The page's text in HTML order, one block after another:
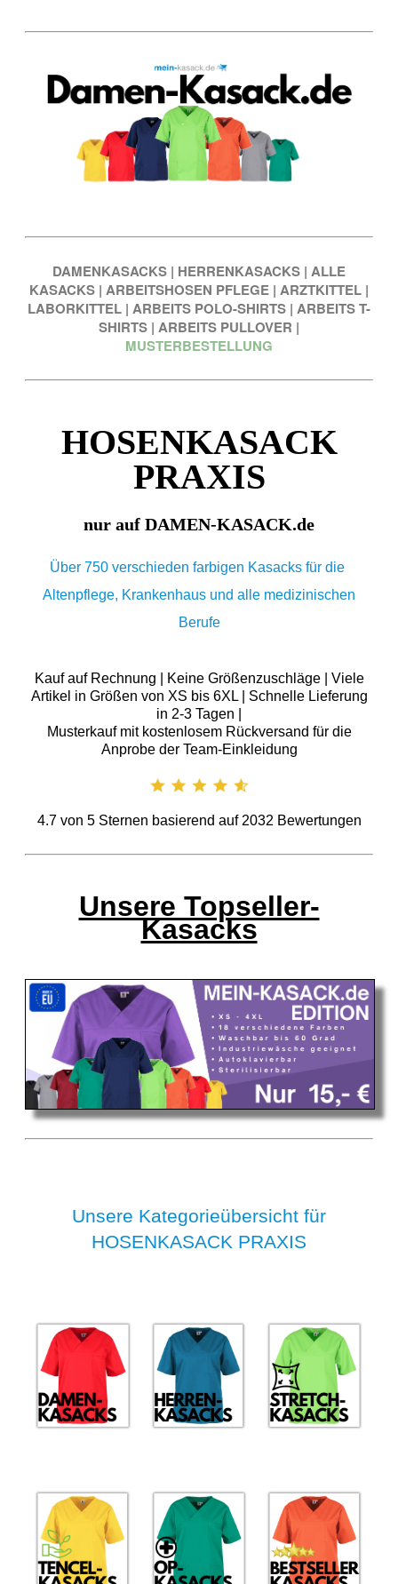
DAMENKASACKS | HERRENKASACKS | ALLE
KASACKS | ARBEITSHOSEN PFLEGE | ARZTKITTEL |
LABORKITTEL | ARBEITS POLO-SHIRTS | ARBEITS T-
SHIRTS | ARBEITS PULLOVER |
MUSTERBESTELLUNG
HOSENKASACK
PRAXIS
nur auf DAMEN-KASACK.de
Über 750 verschieden farbigen Kasacks für die
Altenpflege, Krankenhaus und alle medizinischen
Berufe
Kauf auf Rechnung | Keine Größenzuschläge | Viele
Artikel in Größen von XS bis 6XL | Schnelle Lieferung
in 2-3 Tagen |
Musterkauf mit kostenlosem Rückversand für die
Anprobe der Team-Einkleidung
4.7von 5Sternen basierend auf 2032 Bewertungen
Unsere Topseller-
Kasacks
Unsere Kategorieübersicht für
HOSENKASACK PRAXIS